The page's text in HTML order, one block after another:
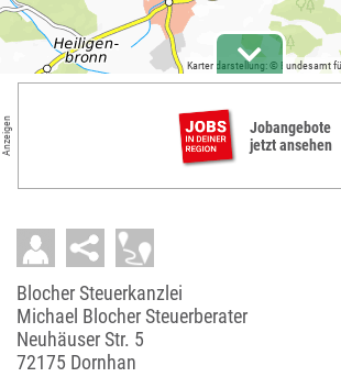
Kartendarstellung: © Bundesamt
Anzeigen
Jobangebote
jetzt ansehen
Blocher Steuerkanzlei
Michael Blocher Steuerberater
Neuhäuser Str. 5
72175 Dornhan